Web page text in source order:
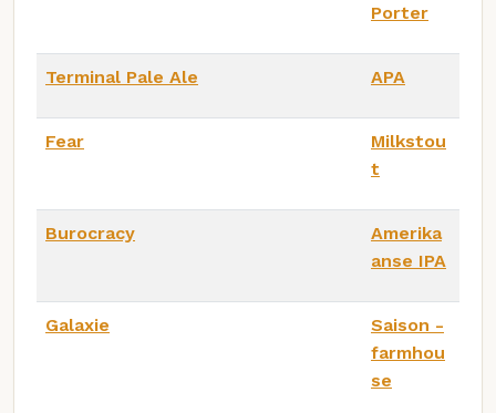
Porter
Terminal Pale Ale APA
Fear
Milkstou
t
Burocracy
Amerika
anse IPA
Galaxie
Saison -
farmhou
se